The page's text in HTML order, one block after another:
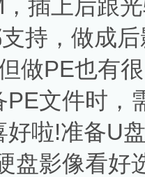
插上后跟
持，做成
做PE也有
PE文件时，
好啦!准备U
盘影像看好